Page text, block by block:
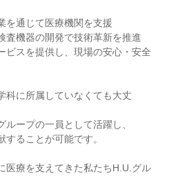
を通じて医療機関を支援
査機器の開発で技術革新を推進
ビスを提供し、現場の安心・安全
科に所属していなくても大丈
ープの一員として活躍し、
ることが可能です。
医療を支えてきた私たちH.U.グル